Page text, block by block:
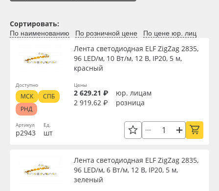
Бренды
Доставка
Оплата
Сервис
Компания
Самоклеящиеся плёнки
Листовые материалы
Чернила
Клей, скотчи и крепёж
Мобильные конструкции и POS-материалы
Профильные системы
Тип
Ширина, мм
Высота, мм
Сортировать:
По наименованию По розничной цене По цене юр. лиц
Артикул
р2943
Лента светодиодная ELF ZigZag 2835,
96 LED/м, 10 Вт/м, 12 В, IP20, 5 м,
красный
Ед.
шт
Цены
2 629.21 ₽
юр. лицам
2 919.62 ₽
розница
Доступно
МСК
СПБ
РНД
Лента светодиодная ELF ZigZag 2835,
96 LED/м, 6 Вт/м, 12 В, IP20, 5 м,
зеленый